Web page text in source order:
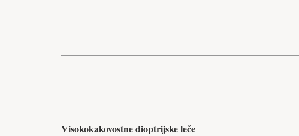
Visokokakovostne dioptrijske leče